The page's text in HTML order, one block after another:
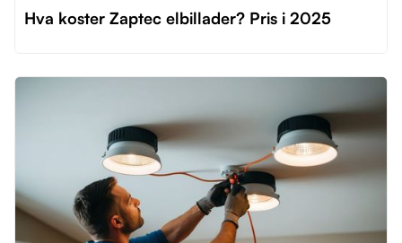
Hva koster Zaptec elbillader? Pris i 2025